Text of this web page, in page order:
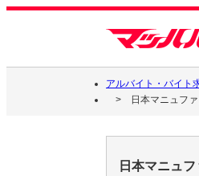
アルバイト・バイト
日本マニュフ
日本マニュ